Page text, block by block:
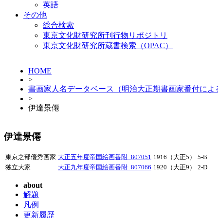
英語
その他
総合検索
東京文化財研究所刊行物リポジトリ
東京文化財研究所蔵書検索（OPAC）
HOME
>
書画家人名データベース（明治大正期書画家番付によ
>
伊達景僊
伊達景僊
東京之部優秀画家 大正五年度帝国絵画番附_807051 1916（大正5）
5-B
独立大家
大正九年度帝国絵画番附_807066 1920（大正9） 2-D
about
解題
凡例
更新履歴